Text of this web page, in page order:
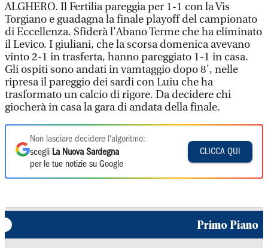
ALGHERO. Il Fertilia pareggia per 1-1 con la Vis
Torgiano e guadagna la finale playoff del campionato
di Eccellenza. Sfiderà l'Abano Terme che ha eliminato
il Levico. I giuliani, che la scorsa domenica avevano
vinto 2-1 in trasferta, hanno pareggiato 1-1 in casa.
Gli ospiti sono andati in vamtaggio dopo 8', nelle
ripresa il pareggio dei sardi con Luiu che ha
trasformato un calcio di rigore. Da decidere chi
giocherà in casa la gara di andata della finale.
Non lasciare decidere l'algoritmo:
scegli La Nuova Sardegna
per le tue notizie su Google
CLICCA QUI
Primo Piano